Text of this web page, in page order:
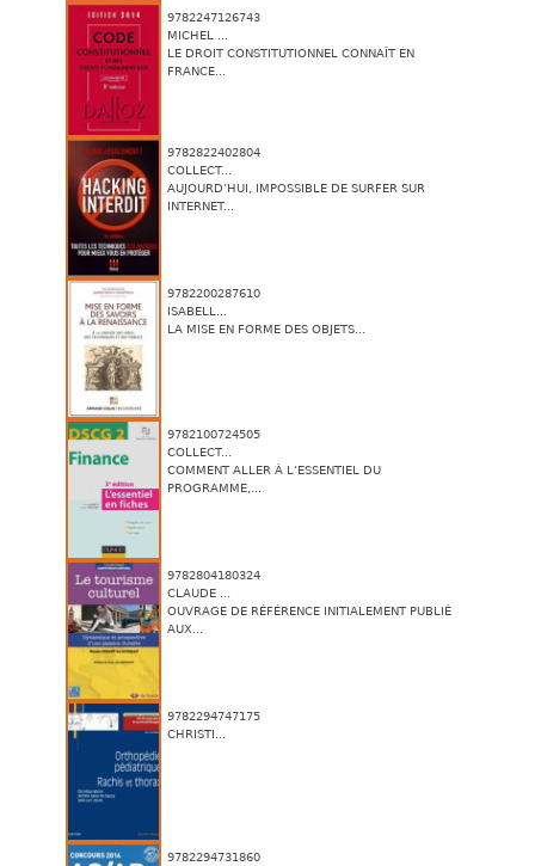
9782247126743
MICHEL ...
LE DROIT CONSTITUTIONNEL CONNAÎT EN
FRANCE...
9782822402804
COLLECT...
AUJOURD’HUI, IMPOSSIBLE DE SURFER SUR
INTERNET...
9782200287610
ISABELL...
LA MISE EN FORME DES OBJETS...
9782100724505
COLLECT...
COMMENT ALLER À L’ESSENTIEL DU
PROGRAMME,...
9782804180324
CLAUDE ...
OUVRAGE DE RÉFÉRENCE INITIALEMENT PUBLIÉ
AUX...
9782294747175
CHRISTI...
9782294731860